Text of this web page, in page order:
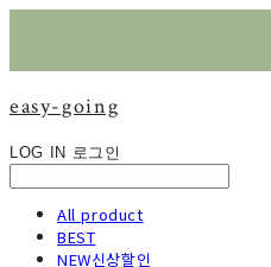
easy-going
LOG IN 로그인
All product
BEST
NEW신상할인